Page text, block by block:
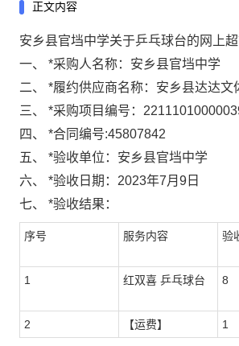
正文内容
安乡县官垱中学关于乒乓球台的网上
一、 *采购人名称： 安乡县官垱中学
二、 *履约供应商名称： 安乡县达达文
三、 *采购项目编号：
四、 *合同编号:45807842
五、 *验收单位： 安乡县官垱中学
六、 *验收日期： 2023年7月9日
七、 *验收结果：
序号 服务内容 验
1 红双喜 乒乓球台 8
2 【运费】 1